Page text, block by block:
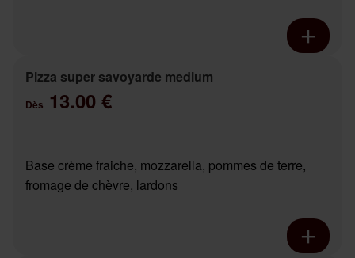
Pizza super savoyarde medium
Dès 13.00 €
Base crème fraiche, mozzarella, pommes de terre,
fromage de chèvre, lardons